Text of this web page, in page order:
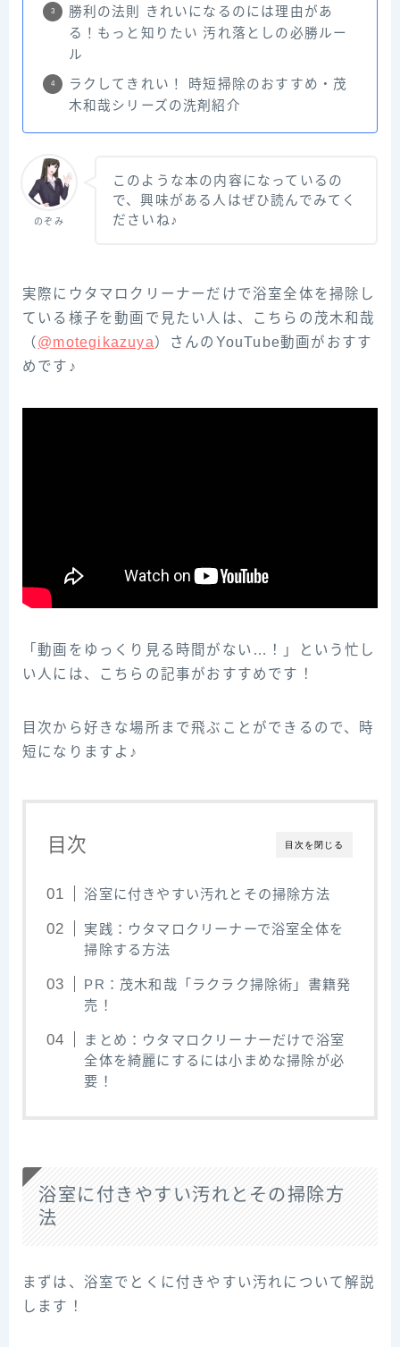
勝利の法則 きれいになるのには理由があ
る！もっと知りたい 汚れ落としの必勝ルー
ル
ラクしてきれい！ 時短掃除のおすすめ・茂
木和哉シリーズの洗剤紹介
のぞみ
このような本の内容になっているの
で、興味がある人はぜひ読んでみてく
ださいね♪
実際にウタマロクリーナーだけで浴室全体を掃除し
ている様子を動画で見たい人は、こちらの茂‌木‌和‌哉‌
（‌‌ @motegikazuya‌‌）‌さ‌ん‌の‌YouTube‌動画がおすす
めです♪
「動画をゆっくり見る時間がない…！」という忙し
い人には、こちらの記事がおすすめです！
目次から好きな場所まで飛ぶことができるので、時
短になりますよ♪
目次を閉じる
目次
浴室に付きやすい汚れとその掃除方法
実践：ウタマロクリーナーで浴室全体を
掃除する方法
PR：茂木和哉「ラクラク掃除術」書籍発
売！
まとめ：ウタマロクリーナーだけで浴室
全体を綺麗にするには小まめな掃除が必
要！
浴室に付きやすい汚れとその掃除方
法
まずは、浴室でとくに付きやすい汚れについて解説
します！